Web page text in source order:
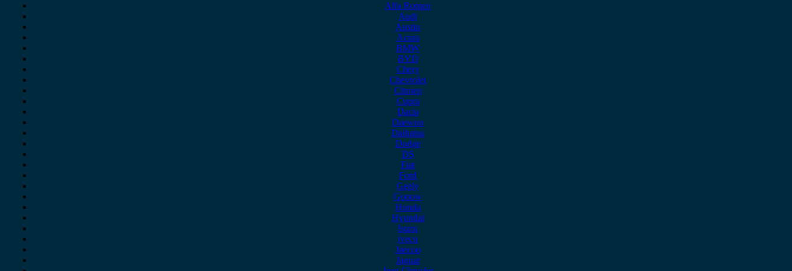
Alfa Romeo
Audi
Austin
Acura
BMW
BYD
Chery
Chevrolet
Citroen
Cupra
Dacia
Daewoo
Daihatsu
Dodge
DS
Fiat
Ford
Geely
Gonow
Honda
Hyundai
Isuzu
iveco
Jaecoo
Jaguar